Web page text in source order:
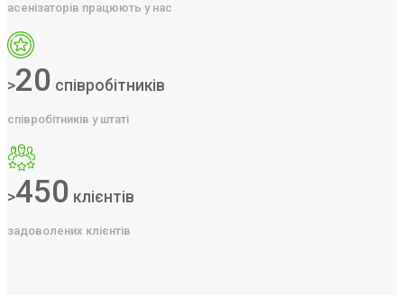
асенізаторів працюють у нас
>20 співробітників
співробітників у штаті
>450 клієнтів
задоволених клієнтів